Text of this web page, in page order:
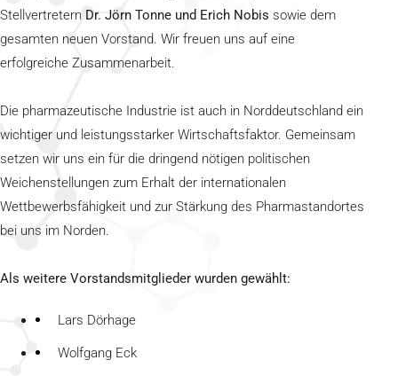
Stellvertretern Dr. Jörn Tonne und Erich Nobis sowie dem
gesamten neuen Vorstand. Wir freuen uns auf eine
erfolgreiche Zusammenarbeit.
Die pharmazeutische Industrie ist auch in Norddeutschland ein
wichtiger und leistungsstarker Wirtschaftsfaktor. Gemeinsam
setzen wir uns ein für die dringend nötigen politischen
Weichenstellungen zum Erhalt der internationalen
Wettbewerbsfähigkeit und zur Stärkung des Pharmastandortes
bei uns im Norden.
Als weitere Vorstandsmitglieder wurden gewählt:
Lars Dörhage
Wolfgang Eck